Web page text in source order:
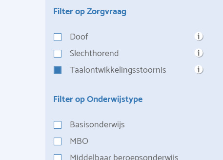
Filter op Zorgvraag
Doof
Slechthorend
Taalontwikkelingsstoornis
Filter op Onderwijstype
Basisonderwijs
MBO